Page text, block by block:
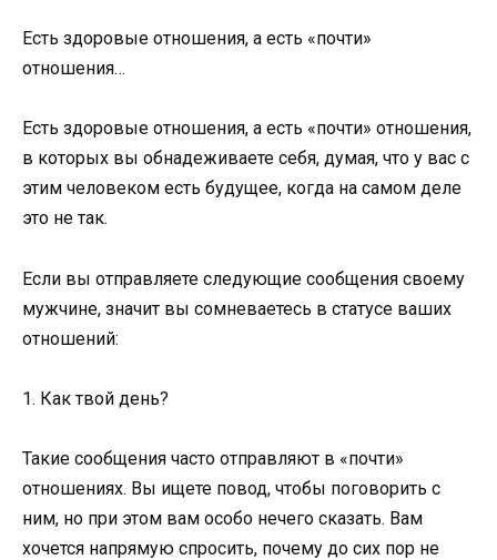
Есть здоровые отношения, а есть «почти»
отношения…
Есть здоровые отношения, а есть «почти» отношения,
в которых вы обнадеживаете себя, думая, что у вас с
этим человеком есть будущее, когда на самом деле
это не так.
Если вы отправляете следующие сообщения своему
мужчине, значит вы сомневаетесь в статусе ваших
отношений:
1. Как твой день?
Такие сообщения часто отправляют в «почти»
отношениях. Вы ищете повод, чтобы поговорить с
ним, но при этом вам особо нечего сказать. Вам
хочется напрямую спросить, почему до сих пор не